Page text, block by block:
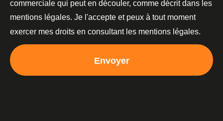
commerciale qui peut en découler, comme décrit dans les
mentions légales. Je l'accepte et peux à tout moment
exercer mes droits en consultant les mentions légales.
Envoyer